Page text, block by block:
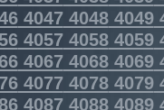
4047 40484049
4057 40584059
406740684069
4077 40784079
4087 40884089